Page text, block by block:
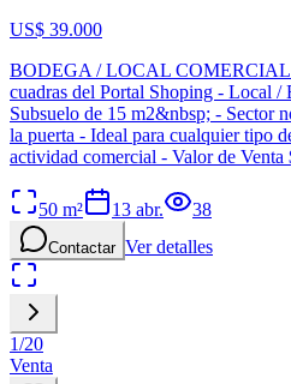
US$ 39.000
BODEGA / LOCAL COMERCIAL
cuadras del Portal Shoping - Local /
Subsuelo de 15 m2&nbsp; - Sector
la puerta - Ideal para cualquier tipo
actividad comercial - Valor de Venta
50 m² 13 abr. 38
Contactar Ver detalles
1/20
Venta